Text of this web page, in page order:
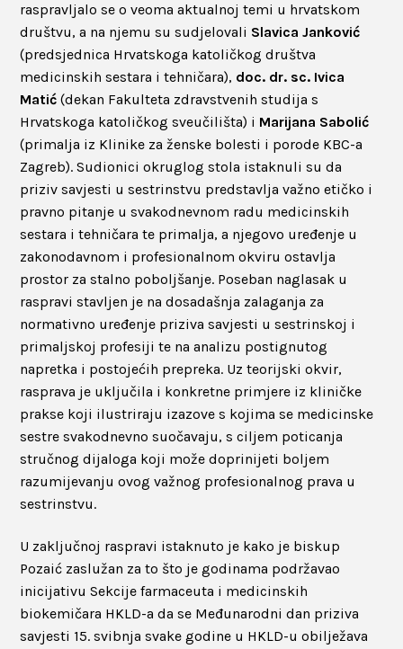
raspravljalo se o veoma aktualnoj temi u hrvatskom
društvu, a na njemu su sudjelovali Slavica Janković
(predsjednica Hrvatskoga katoličkog društva
medicinskih sestara i tehničara), doc. dr. sc. Ivica
Matić (dekan Fakulteta zdravstvenih studija s
Hrvatskoga katoličkog sveučilišta) i Marijana Sabolić
(primalja iz Klinike za ženske bolesti i porode KBC-a
Zagreb). Sudionici okruglog stola istaknuli su da
priziv savjesti u sestrinstvu predstavlja važno etičko i
pravno pitanje u svakodnevnom radu medicinskih
sestara i tehničara te primalja, a njegovo uređenje u
zakonodavnom i profesionalnom okviru ostavlja
prostor za stalno poboljšanje. Poseban naglasak u
raspravi stavljen je na dosadašnja zalaganja za
normativno uređenje priziva savjesti u sestrinskoj i
primaljskoj profesiji te na analizu postignutog
napretka i postojećih prepreka. Uz teorijski okvir,
rasprava je uključila i konkretne primjere iz kliničke
prakse koji ilustriraju izazove s kojima se medicinske
sestre svakodnevno suočavaju, s ciljem poticanja
stručnog dijaloga koji može doprinijeti boljem
razumijevanju ovog važnog profesionalnog prava u
sestrinstvu.
U zaključnoj raspravi istaknuto je kako je biskup
Pozaić zaslužan za to što je godinama podržavao
inicijativu Sekcije farmaceuta i medicinskih
biokemičara HKLD-a da se Međunarodni dan priziva
savjesti 15. svibnja svake godine u HKLD-u obilježava